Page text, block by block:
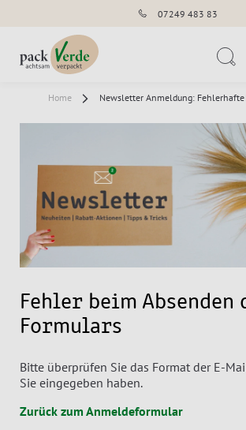
07249 483 83
Home Newsletter Anmeldung: Fehlerhafte
Fehler beim Absenden
Formulars
Bitte überprüfen Sie das Format der E-
Sie eingegeben haben.
Zurück zum Anmeldeformular